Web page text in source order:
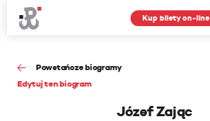
Kup bilety on-line
Powstańcze biogramy
Edytuj ten biogram
Józef Zając